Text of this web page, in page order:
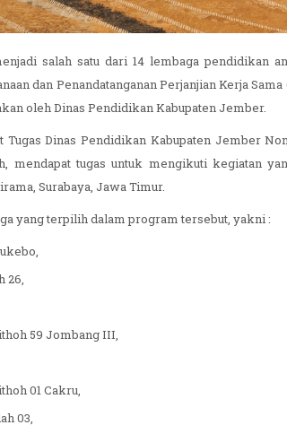
salah satu dari 14 lembaga pendidikan
dan Penandatanganan Perjanjian Kerja
oleh Dinas Pendidikan Kabupaten Jember.
Tugas Dinas Pendidikan Kabupaten Jember
mendapat tugas untuk mengikuti kegiatan
Surabaya, Jawa Timur.
yang terpilih dalam program tersebut, yakni :
26,
59 Jombang III,
01 Cakru,
03,